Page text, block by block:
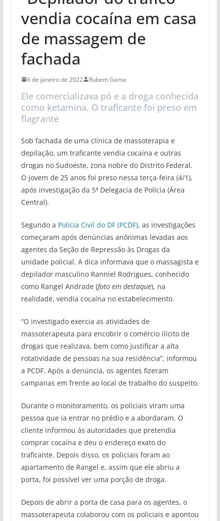
vendia cocaína em casa
de massagem de
fachada
6 de janeiro de 2022 Rubem Gama
Ele comercializava pó e a droga conhecida
como ketamina. O traficante foi preso em
flagrante
Sob fachada de uma clínica de massoterapia e
depilação, um traficante vendia cocaína e outras
drogas no Sudoeste, zona nobre do Distrito Federal.
O jovem de 25 anos foi preso nessa terça-feira (4/1),
após investigação da 5ª Delegacia de Polícia (Área
Central).
Segundo a Polícia Civil do DF (PCDF), as investigações
começaram após denúncias anônimas levadas aos
agentes da Seção de Repressão às Drogas da
unidade policial. A dica informava que o massagista e
depilador masculino Ranniel Rodrigues, conhecido
como Rangel Andrade (foto em destaque), na
realidade, vendia cocaína no estabelecimento.
“O investigado exercia as atividades de
massoterapeuta para encobrir o comércio ilícito de
drogas que realizava, bem como justificar a alta
rotatividade de pessoas na sua residência”, informou
a PCDF. Após a denúncia, os agentes fizeram
campanas em frente ao local de trabalho do suspeito.
Durante o monitoramento, os policiais viram uma
pessoa que ia entrar no prédio e a abordaram. O
cliente informou às autoridades que pretendia
comprar cocaína e deu o endereço exato do
traficante. Depois disso, os policiais foram ao
apartamento de Rangel e, assim que ele abriu a
porta, foi possível ver uma porção de droga.
Depois de abrir a porta de casa para os agentes, o
massoterapeuta colaborou com os policiais e apontou